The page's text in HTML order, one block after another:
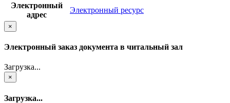
Электронный
адрес
Электронный ресурс
×
Электронный заказ документа в читальный зал
Загрузка...
×
Загрузка...